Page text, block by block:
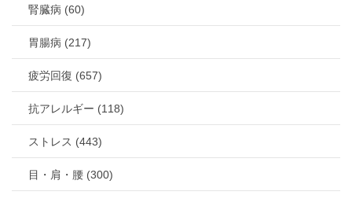
腎臓病 (60)
胃腸病 (217)
疲労回復 (657)
抗アレルギー (118)
ストレス (443)
目・肩・腰 (300)